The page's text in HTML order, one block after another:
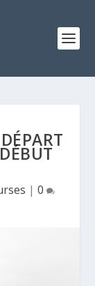
| 0